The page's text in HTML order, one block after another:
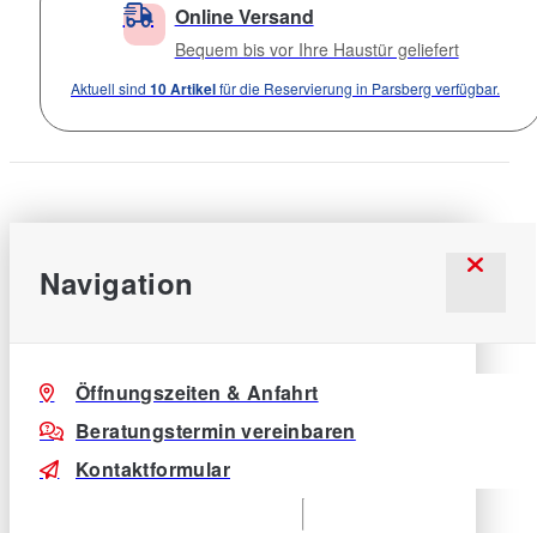
Online Versand
Bequem bis vor Ihre Haustür geliefert
Aktuell sind 10 Artikelfür die Reservierung in Parsberg verfügbar.
Navigation
Öffnungszeiten & Anfahrt
Beratungstermin vereinbaren
Kontaktformular